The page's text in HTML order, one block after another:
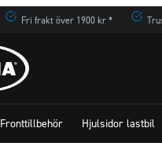
Fri frakt över 1900 kr *
Fronttillbehör Hjulsidor lastbil